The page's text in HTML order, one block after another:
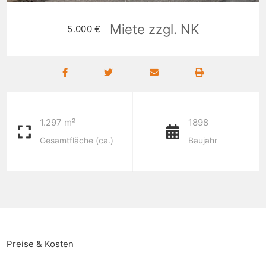
5.000 € Miete zzgl. NK
1.297 m²
Gesamtfläche (ca.)
1898
Baujahr
Preise & Kosten